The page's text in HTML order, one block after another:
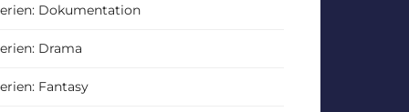
Dokumentation
Drama
Fantasy